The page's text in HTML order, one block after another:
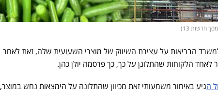
הבריאות על עצירת השיווק של מוצרי השעועית שלה, זאת לאחר
הלקוחות שהתלונן על כך, כך פרסמה יולן כהן.
הגיע באיחור משמעותי זאת מכיוון שהתלונה על הימצאות נחש במוצר,